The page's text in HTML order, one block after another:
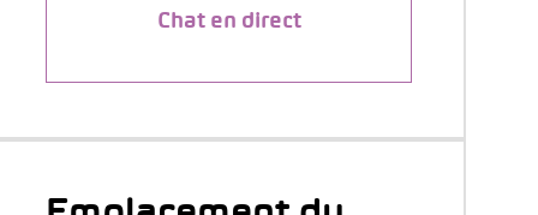
Chat en direct